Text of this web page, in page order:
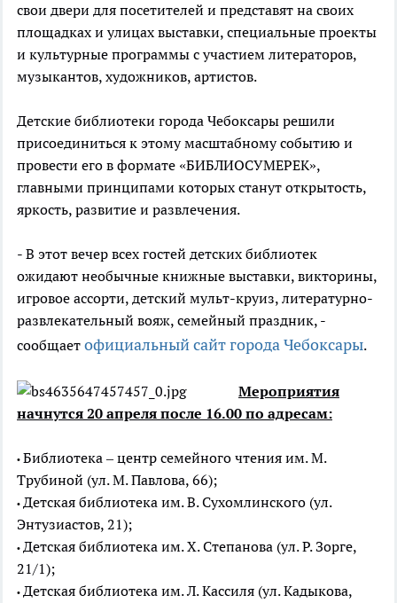
свои двери для посетителей и представят на своих
площадках и улицах выставки, специальные проекты
и культурные программы с участием литераторов,
музыкантов, художников, артистов.
Детские библиотеки города Чебоксары решили
присоединиться к этому масштабному событию и
провести его в формате «БИБЛИОСУМЕРЕК»,
главными принципами которых станут открытость,
яркость, развитие и развлечения.
- В этот вечер всех гостей детских библиотек
ожидают необычные книжные выставки, викторины,
игровое ассорти, детский мульт-круиз, литературно-
развлекательный вояж, семейный праздник, -
сообщает официальный сайт города Чебоксары.
Мероприятия
начнутся 20 апреля после 16.00 по адресам:
• Библиотека – центр семейного чтения им. М.
Трубиной (ул. М. Павлова, 66);
• Детская библиотека им. В. Сухомлинского (ул.
Энтузиастов, 21);
• Детская библиотека им. Х. Степанова (ул. Р. Зорге,
21/1);
• Детская библиотека им. Л. Кассиля (ул. Кадыкова,